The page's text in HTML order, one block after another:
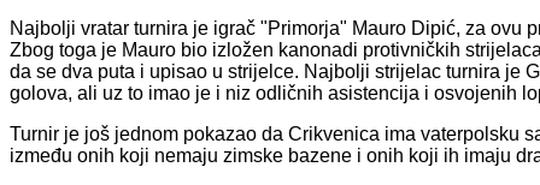
Najbolji vratar turnira je igrač "Primorja" Mauro Dipić, za
Zbog toga je Mauro bio izložen kanonadi protivničkih
da se dva puta i upisao u strijelce. Najbolji strijelac turnira je
golova, ali uz to imao je i niz odličnih asistencija i
Turnir je još jednom pokazao da Crikvenica ima vaterpolsku
između onih koji nemaju zimske bazene i onih koji ih imaju